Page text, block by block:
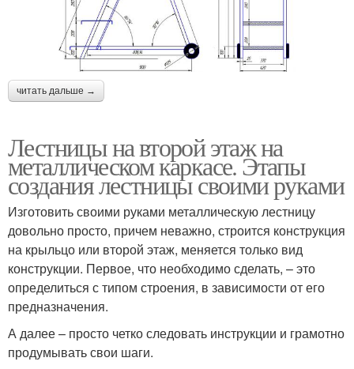
читать дальше →
Лестницы на второй этаж на
металлическом каркасе. Этапы
создания лестницы своими руками
Изготовить своими руками металлическую лестницу
довольно просто, причем неважно, строится конструкция
на крыльцо или второй этаж, меняется только вид
конструкции. Первое, что необходимо сделать, – это
определиться с типом строения, в зависимости от его
предназначения.
А далее – просто четко следовать инструкции и грамотно
продумывать свои шаги.